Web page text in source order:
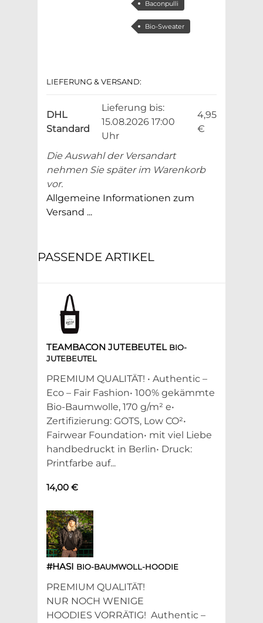
Baconpulli
Bio-Sweater
LIEFERUNG & VERSAND:
DHL
Standard
Lieferung bis:
15.08.2026 17:00
Uhr
4,95
€
Die Auswahl der Versandart
nehmen Sie später im Warenkorb
vor.
Allgemeine Informationen zum
Versand ...
PASSENDE ARTIKEL
TEAMBACON JUTEBEUTEL BIO-
JUTEBEUTEL
PREMIUM QUALITÄT! • Authentic –
Eco – Fair Fashion• 100% gekämmte
Bio-Baumwolle, 170 g/m² e•
Zertifizierung: GOTS, Low CO²•
Fairwear Foundation• mit viel Liebe
handbedruckt in Berlin• Druck:
Printfarbe auf...
14,00 €
#HASI BIO-BAUMWOLL-HOODIE
PREMIUM QUALITÄT!
NUR NOCH WENIGE
HOODIES VORRÄTIG! Authentic –